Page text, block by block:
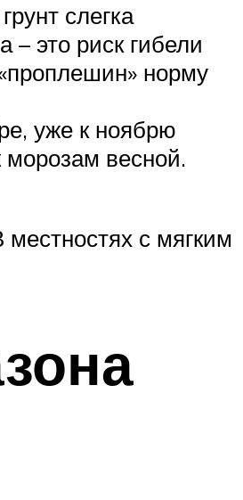
слегка
это риск гибели
норму
уже к ноябрю
морозам весной.
с мягким